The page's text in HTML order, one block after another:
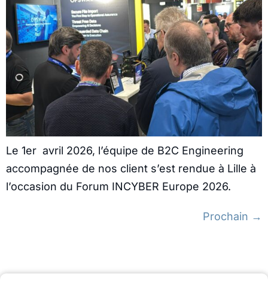
Le 1er avril 2026, l’équipe de B2C Engineering
accompagnée de nos client s’est rendue à Lille à
l’occasion du Forum INCYBER Europe 2026.
Prochain →